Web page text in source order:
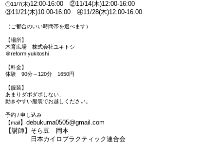
①11/7(木)12:00-16:00②11/14(木)12:00-16:00
③11/21(木)10:00-16:00 ④11/28(木)12:00-16:00
（ご都合のいい時間帯を選べます）
【場所】
木育広場 株式会社ユキトシ
＠reform.yukitoshi
【料金】
体験 90分～120分 1650円
【服装】
あまりダボダボしない、
動きやすい服装でお越しください。
予約 / 申し込み
【mail】debukuma0505@gmail.com
【講師】そら豆 岡本
日本カイロプラクティック連合会